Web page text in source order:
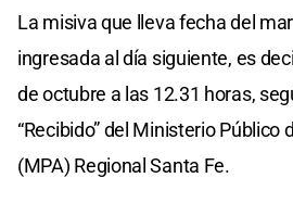
La misiva que lleva fecha del
ingresada al día siguiente, es
de octubre a las 12.31 horas,
“Recibido” del Ministerio Público
(MPA) Regional Santa Fe.